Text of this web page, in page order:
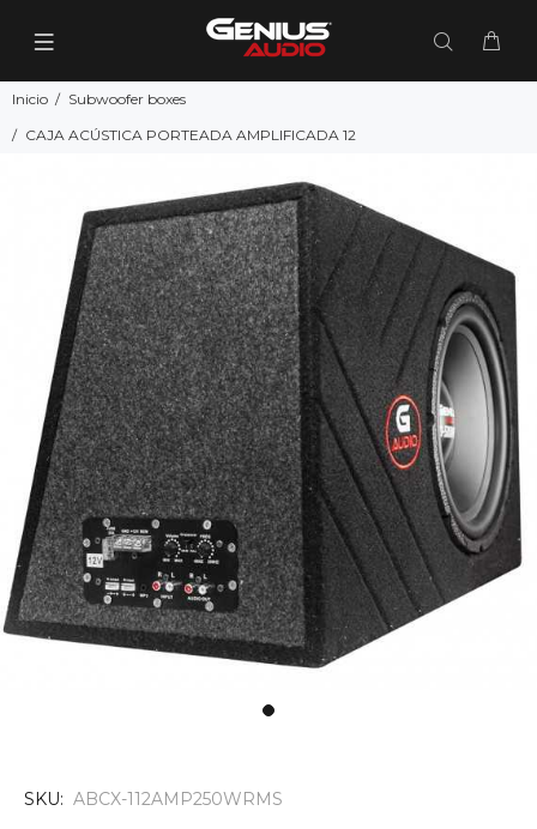
Inicio
Subwoofer boxes
CAJA ACÚSTICA PORTEADA AMPLIFICADA 12
SKU: ABCX-112AMP250WRMS